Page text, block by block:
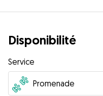
Disponibilité
Service